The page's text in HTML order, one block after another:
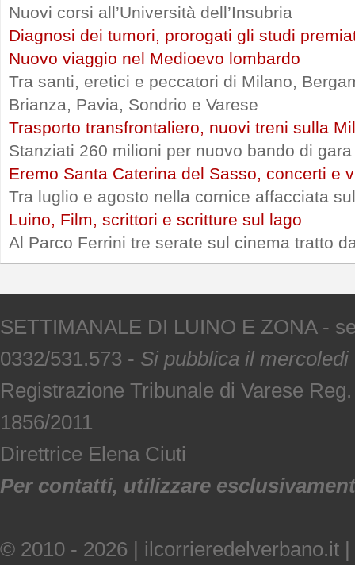
Nuovi corsi all’Università dell’Insubria
Diagnosi dei tumori, prorogati gli studi
Nuovo viaggio nel Medioevo lombardo
Tra santi, eretici e peccatori di Milano,
Brianza, Pavia, Sondrio e Varese
Trasporto transfrontaliero, nuovi treni sulla
Stanziati 260 milioni per nuovo bando di gara
Eremo Santa Caterina del Sasso, concerti e
Tra luglio e agosto nella cornice affacciata
Luino, Film, scrittori e scritture sul lago
Al Parco Ferrini tre serate sul cinema tratto
SETTIMANALE DI LUINO E ZONA -
0332/531.573 - Si pubblica il mercoledi
Registrazione Tribunale di Varese
1856/2011
Direttrice Elena Ciuti
Per contatti, utilizzare
© 2010 - 2026 | ilcorrieredelverbano.it